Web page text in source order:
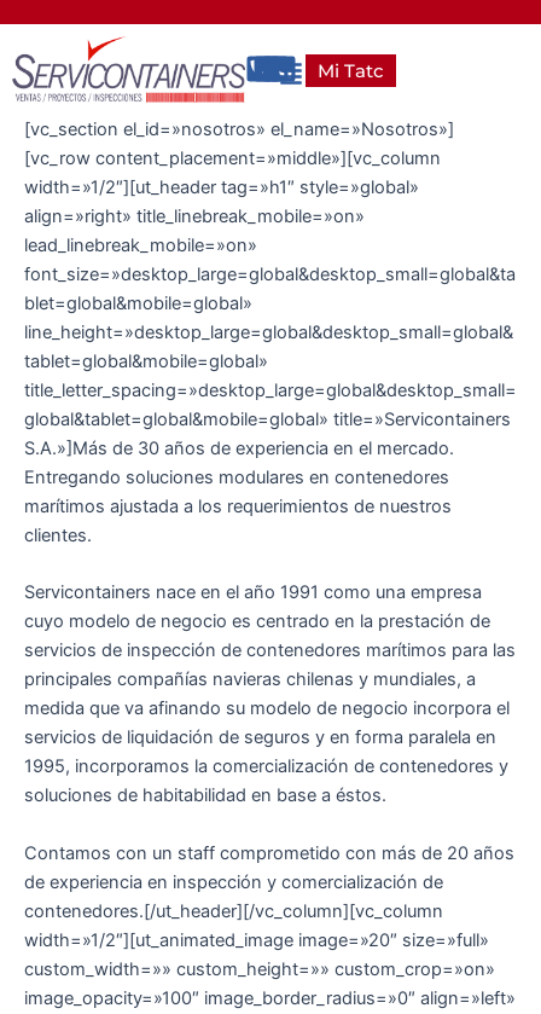
contenido
Main
Menu
Mi Tatc
[vc_section el_id=»nosotros» el_name=»Nosotros»]
[vc_row content_placement=»middle»][vc_column
width=»1/2″][ut_header tag=»h1″ style=»global»
align=»right» title_linebreak_mobile=»on»
lead_linebreak_mobile=»on»
font_size=»desktop_large=global&desktop_small=global&ta
blet=global&mobile=global»
line_height=»desktop_large=global&desktop_small=global&
tablet=global&mobile=global»
title_letter_spacing=»desktop_large=global&desktop_small=
global&tablet=global&mobile=global» title=»Servicontainers
S.A.»]Más de 30 años de experiencia en el mercado.
Entregando soluciones modulares en contenedores
marítimos ajustada a los requerimientos de nuestros
clientes.
Servicontainers nace en el año 1991 como una empresa
cuyo modelo de negocio es centrado en la prestación de
servicios de inspección de contenedores marítimos para las
principales compañías navieras chilenas y mundiales, a
medida que va afinando su modelo de negocio incorpora el
servicios de liquidación de seguros y en forma paralela en
1995, incorporamos la comercialización de contenedores y
soluciones de habitabilidad en base a éstos.
Contamos con un staff comprometido con más de 20 años
de experiencia en inspección y comercialización de
contenedores.[/ut_header][/vc_column][vc_column
width=»1/2″][ut_animated_image image=»20″ size=»full»
custom_width=»» custom_height=»» custom_crop=»on»
image_opacity=»100″ image_border_radius=»0″ align=»left»